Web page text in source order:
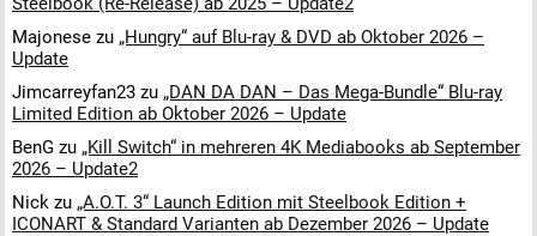
Majonese zu „Hungry“ auf Blu-ray & DVD ab Oktober 2026 –
Update
Jimcarreyfan23 zu „DAN DA DAN – Das Mega-Bundle“ Blu-ray
Limited Edition ab Oktober 2026 – Update
BenG zu „Kill Switch“ in mehreren 4K Mediabooks ab September
2026 – Update2
Nick zu „A.O.T. 3“ Launch Edition mit Steelbook Edition +
ICONART & Standard Varianten ab Dezember 2026 – Update